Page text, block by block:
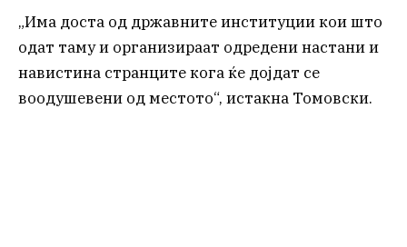
„Има доста од државните институции кои што
одат таму и организираат одредени настани и
навистина странците кога ќе дојдат се
воодушевени од местото“, истакна Томовски.